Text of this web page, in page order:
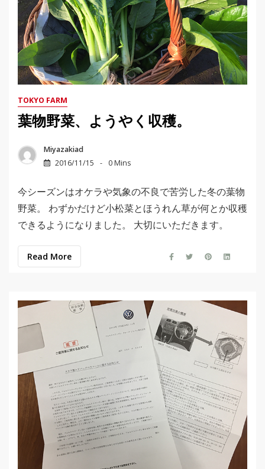
TOKYO FARM
葉物野菜、ようやく収穫。
Miyazakiad
2016/11/15
0 Mins
今シーズンはオケラや気象の不良で苦労した冬の葉物
野菜。 わずかだけど小松菜とほうれん草が何とか収穫
できるようになりました。 大切にいただきます。
Read More